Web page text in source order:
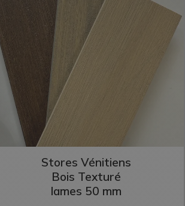
Stores Vénitiens
Bois Texturé
lames 50 mm